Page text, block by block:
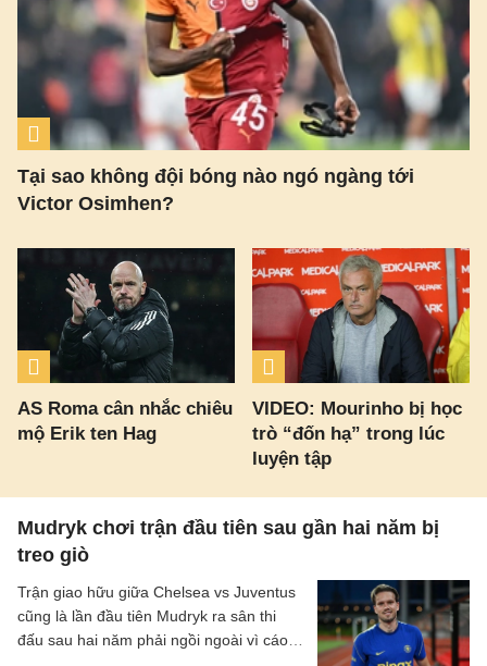
Tại sao không đội bóng nào ngó ngàng tới
Victor Osimhen?
AS Roma cân nhắc chiêu
mộ Erik ten Hag
VIDEO: Mourinho bị học
trò “đốn hạ” trong lúc
luyện tập
Mudryk chơi trận đầu tiên sau gần hai năm bị
treo giò
Trận giao hữu giữa Chelsea vs Juventus
cũng là lần đầu tiên Mudryk ra sân thi
đấu sau hai năm phải ngồi ngoài vì cáo